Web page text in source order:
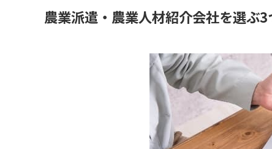
農業派遣・農業人材紹介会社を選ぶ3